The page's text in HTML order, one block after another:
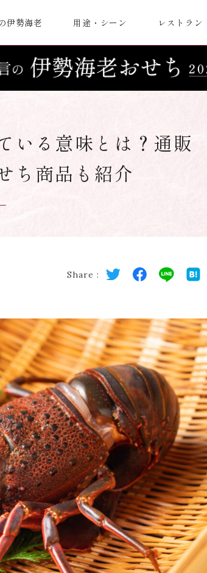
伊勢海老 用途・シーン レストラン
いる意味とは？通販
ち商品も紹介
Share :